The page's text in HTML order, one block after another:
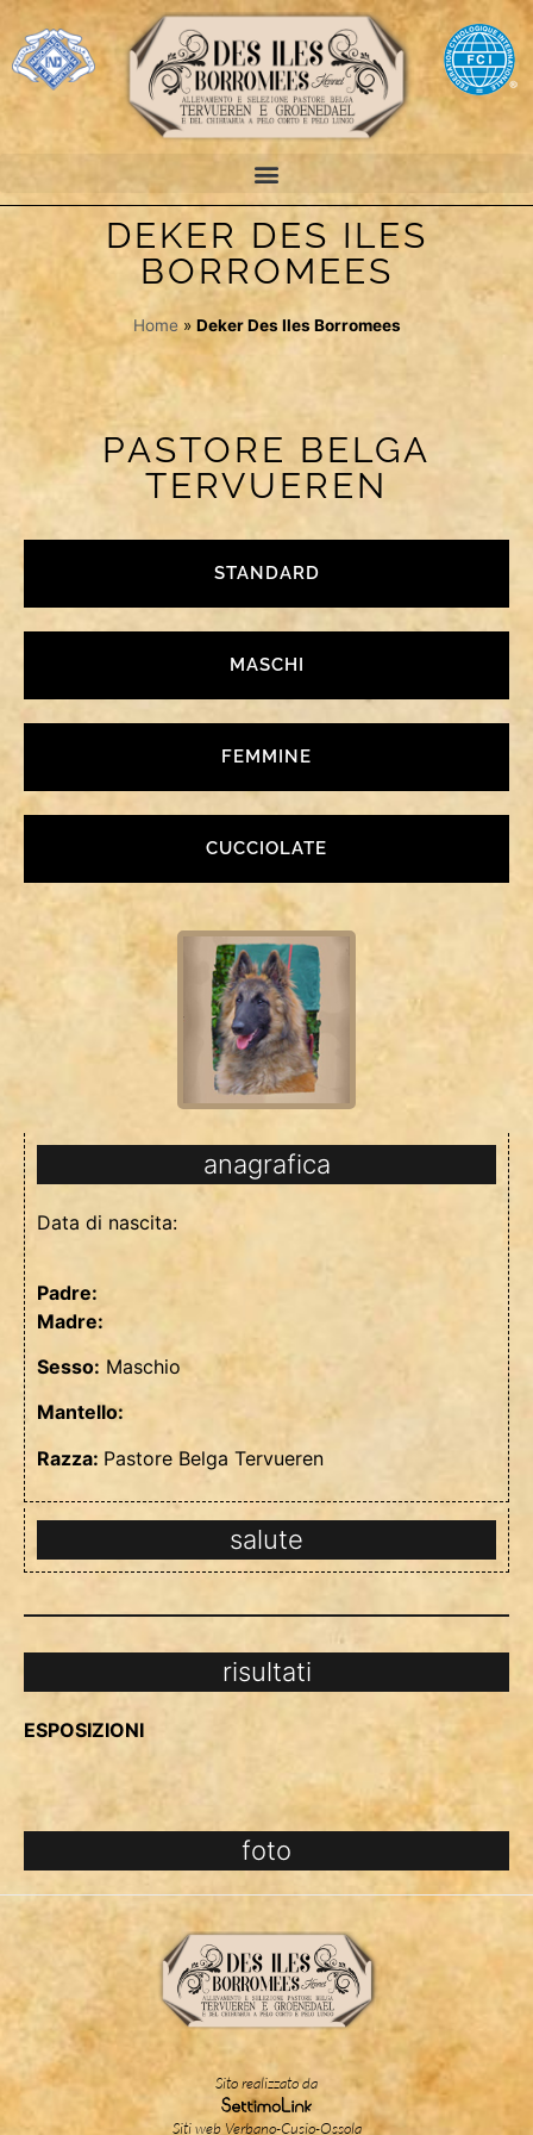
DEKER DES ILES
BORROMEES
Home » Deker Des Iles Borromees
PASTORE BELGA
TERVUEREN
STANDARD
MASCHI
FEMMINE
CUCCIOLATE
anagrafica
Data di nascita:
Padre:
Madre:
Sesso: Maschio
Mantello:
Razza: Pastore Belga Tervueren
salute
risultati
ESPOSIZIONI
foto
Sito realizzato da
Siti web Verbano-Cusio-Ossola